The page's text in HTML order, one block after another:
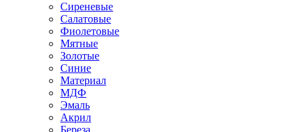
Сиреневые
Салатовые
Фиолетовые
Мятные
Золотые
Синие
Материал
МДФ
Эмаль
Акрил
Береза